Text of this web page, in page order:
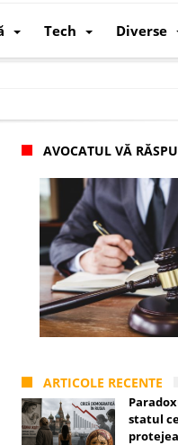
Tech Diverse
fiscalității și poziției
AVOCATUL VĂ
ARTICOLE RECENTE
statul